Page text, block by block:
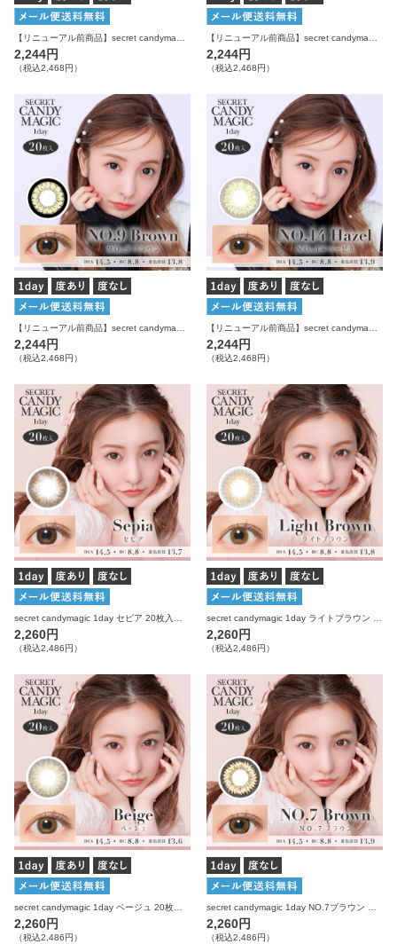
2,244円
（税込2,468円）
2,244円
（税込2,468円）
2,244円
（税込2,468円）
2,244円
（税込2,468円）
2,260円
（税込2,486円）
2,260円
（税込2,486円）
secret candymagic 1day ベージュ 20枚入り シークレットキャンディーマジック カラコン
2,260円
（税込2,486円）
secret candymagic 1day NO.7ブラウン 度なし 20枚入り シークレットキャンディーマジック カラコン
2,260円
（税込2,486円）